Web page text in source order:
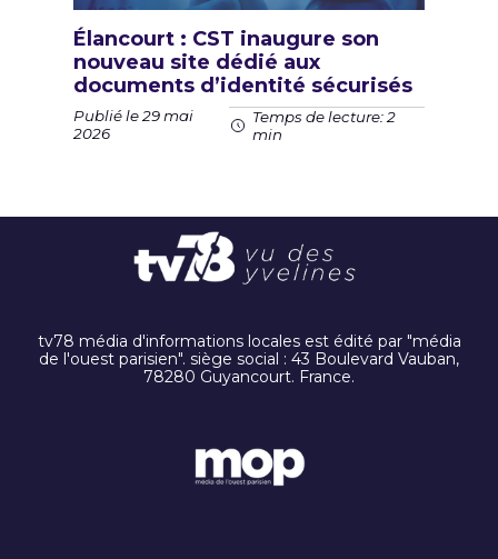
Élancourt : CST inaugure son
nouveau site dédié aux
documents d’identité sécurisés
Publié le 29 mai
2026
Temps de lecture: 2
min
tv78 média d'informations locales est édité par "média
de l'ouest parisien". siège social : 43 Boulevard Vauban,
78280 Guyancourt. France.